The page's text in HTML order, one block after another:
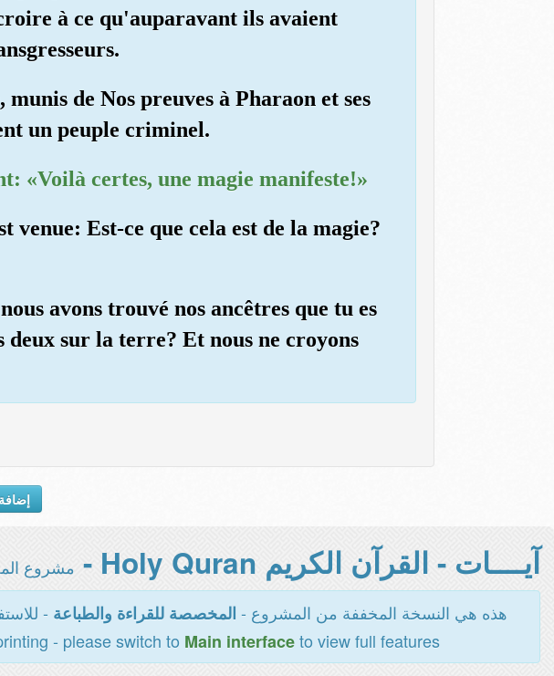
à ce qu'auparavant ils avaient
de Nos preuves à Pharaon et ses
un peuple criminel.
«Voilà certes, une magie manifeste!»
Est-ce que cela est de la magie?
avons trouvé nos ancêtres que tu es
sur la terre? Et nous ne croyons
آيــــات - القرآن الكريم Holy Quran - مشروع
هذه هي النسخة المخففة من المشروع - المخصصة للقراءة والطباعة -
- please switch to Main interfaceto view full features